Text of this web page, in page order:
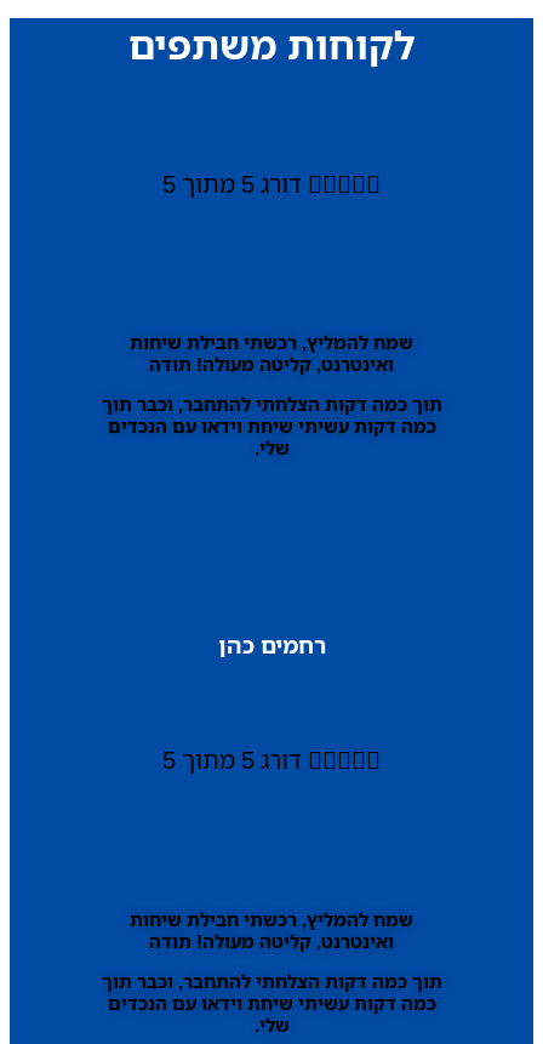
לקוחות משתפים
 דורג 5 מתוך 5
שמח להמליץ, רכשתי חבילת שיחות
ואינטרנט, קליטה מעולה! תודה
תוך כמה דקות הצלחתי להתחבר, וכבר תוך
כמה דקות עשיתי שיחת וידאו עם הנכדים
שלי.
רחמים כהן
 דורג 5 מתוך 5
שמח להמליץ, רכשתי חבילת שיחות
ואינטרנט, קליטה מעולה! תודה
תוך כמה דקות הצלחתי להתחבר, וכבר תוך
כמה דקות עשיתי שיחת וידאו עם הנכדים
שלי.